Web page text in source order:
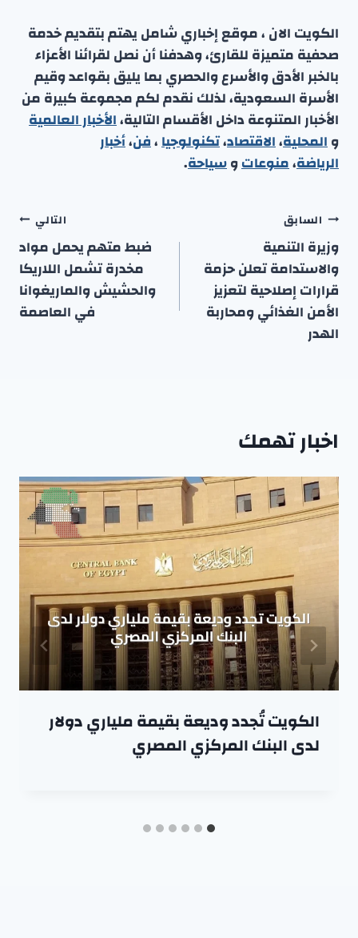
الكويت الان ، موقع إخباري شامل يهتم بتقديم خدمة
صحفية متميزة للقارئ، وهدفنا أن نصل لقرائنا الأعزاء
بالخبر الأدق والأسرع والحصري بما يليق بقواعد وقيم
الأسرة السعودية، لذلك نقدم لكم مجموعة كبيرة من
الأخبار المتنوعة داخل الأقسام التالية،الأخبار العالمية
والمحلية،الاقتصاد،تكنولوجيا،فن،أخبار
الرياضة،منوعاتوسياحة.
تصفّح
المقالات
السابق
وزيرة التنمية
والاستدامة تعلن حزمة
قرارات إصلاحية لتعزيز
الأمن الغذائي ومحاربة
الهدر
التالي
ضبط متهم يحمل مواد
مخدرة تشمل اللاريكا
والحشيش والماريغوانا
في العاصمة
اخبار تهمك
الكويت تُجدد وديعة بقيمة ملياري دولار
لدى البنك المركزي المصري